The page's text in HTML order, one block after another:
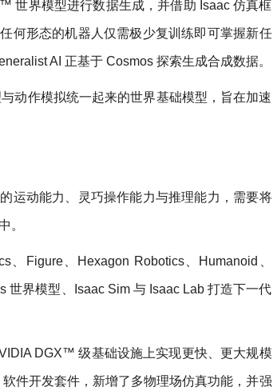
世界模型进行数据生成，并借助 Isaac 仿真框
何形态的机器人仅需极少复训练即可掌握新任
AI 正基于 Cosmos 探索生成合成数据。
动作模拟统一起来的世界基础模型，旨在加速
运动能力、灵巧操作能力与推理能力，需要将
。
Figure、Hexagon Robotics、Humanoid、
世界模型、Isaac Sim 与 Isaac Lab 打造下一代
DGX™ 级基础设施上实现更快、更大规模
件开发套件，新增了多物理场仿真功能，并强